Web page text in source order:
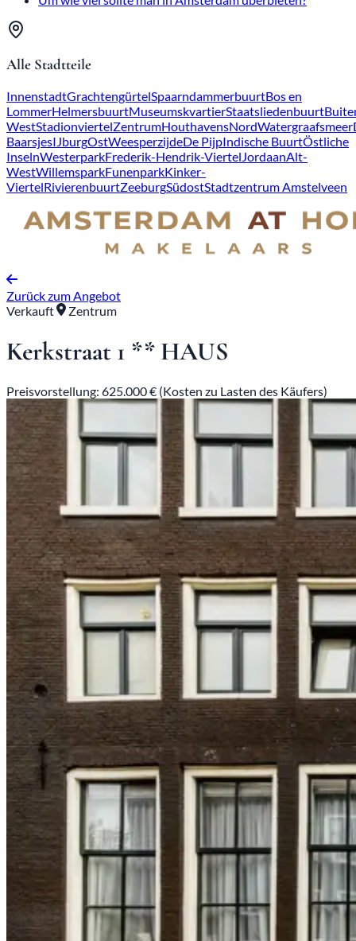
Alle Stadtteile
InnenstadtGrachtengürtelSpaarndammerbuurtBos en
LommerHelmersbuurtMuseumskvartierStaatsliedenbuurt
WestStadionviertelZentrumHouthavensNordWatergraafsmeer
BaarsjesIJburgOstWeesperzijdeDe PijpIndische BuurtÖstliche
InselnWesterparkFrederik-Hendrik-ViertelJordaanAlt-
WestWillemsparkFunenparkKinker-
ViertelRivierenbuurtZeeburgSüdostStadtzentrum Amstelveen
Zurück zum Angebot
Verkauft
Zentrum
Kerkstraat 1 ** HAUS
Preisvorstellung: 625.000 € (Kosten zu Lasten des Käufers)